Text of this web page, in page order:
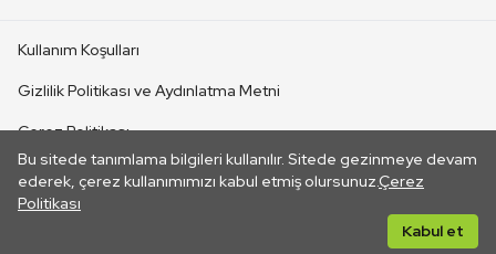
Bu sitede tanımlama bilgileri kullanılır. Sitede gezinmeye devam
ederek, çerez kullanımımızı kabul etmiş olursunuz.Çerez
Politikası
Kabul et
CANLI YAYINLAR
Kullanım Koşulları
Gizlilik Politikası ve Aydınlatma Metni
Çerez Politikası
İletişim
Her hakkı saklıdır. ©2026 TRT. Bağlantı yoluyla gidilen dış